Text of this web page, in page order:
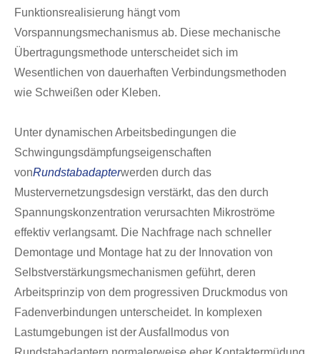
Funktionsrealisierung hängt vom
Vorspannungsmechanismus ab. Diese mechanische
Übertragungsmethode unterscheidet sich im
Wesentlichen von dauerhaften Verbindungsmethoden
wie Schweißen oder Kleben.
Unter dynamischen Arbeitsbedingungen die
Schwingungsdämpfungseigenschaften
vonRundstabadapterwerden durch das
Mustervernetzungsdesign verstärkt, das den durch
Spannungskonzentration verursachten Mikroströme
effektiv verlangsamt. Die Nachfrage nach schneller
Demontage und Montage hat zu der Innovation von
Selbstverstärkungsmechanismen geführt, deren
Arbeitsprinzip von dem progressiven Druckmodus von
Fadenverbindungen unterscheidet. In komplexen
Lastumgebungen ist der Ausfallmodus von